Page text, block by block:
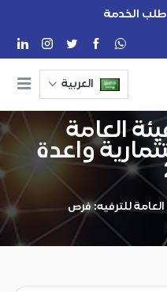
طلب الخدمة
العربية
العامة
واعدة
للترفيه: فرص